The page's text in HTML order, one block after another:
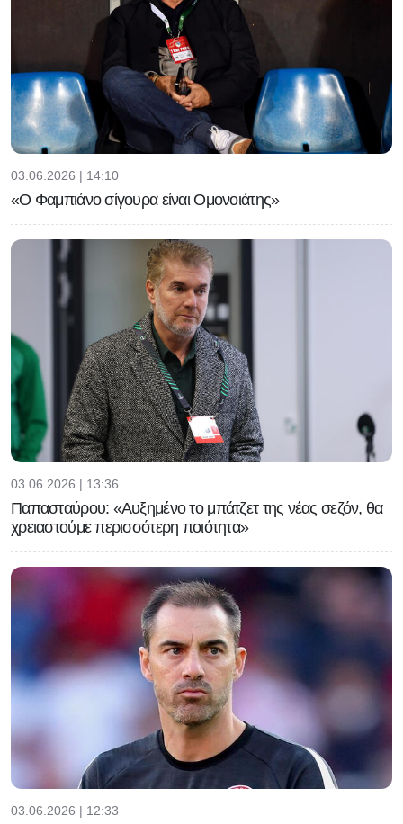
03.06.2026 | 14:10
«Ο Φαμπιάνο σίγουρα είναι Ομονοιάτης»
03.06.2026 | 13:36
Παπασταύρου: «Αυξημένο το μπάτζετ της νέας σεζόν, θα
χρειαστούμε περισσότερη ποιότητα»
03.06.2026 | 12:33